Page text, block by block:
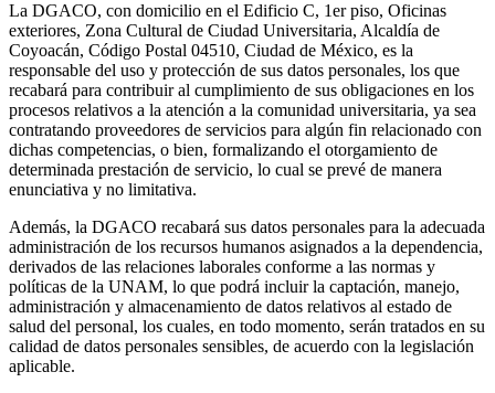
La DGACO, con domicilio en el Edificio C, 1er piso, Oficinas
exteriores, Zona Cultural de Ciudad Universitaria, Alcaldía de
Coyoacán, Código Postal 04510, Ciudad de México, es la
responsable del uso y protección de sus datos personales, los que
recabará para contribuir al cumplimiento de sus obligaciones en los
procesos relativos a la atención a la comunidad universitaria, ya sea
contratando proveedores de servicios para algún fin relacionado con
dichas competencias, o bien, formalizando el otorgamiento de
determinada prestación de servicio, lo cual se prevé de manera
enunciativa y no limitativa.
Además, la DGACO recabará sus datos personales para la adecuada
administración de los recursos humanos asignados a la dependencia,
derivados de las relaciones laborales conforme a las normas y
políticas de la UNAM, lo que podrá incluir la captación, manejo,
administración y almacenamiento de datos relativos al estado de
salud del personal, los cuales, en todo momento, serán tratados en su
calidad de datos personales sensibles, de acuerdo con la legislación
aplicable.